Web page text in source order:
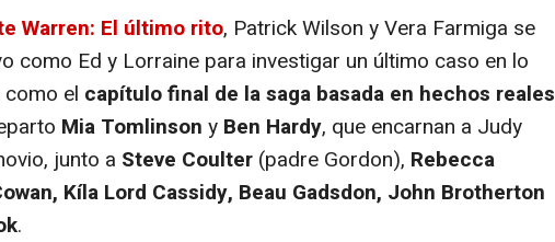
Warren: El último rito, Patrick Wilson y Vera Farmiga se
como Ed y Lorraine para investigar un último caso en lo
como el capítulo final de la saga basada en hechos reales
Mia Tomlinson y Ben Hardy, que encarnan a Judy
junto a Steve Coulter (padre Gordon), Rebecca
Kíla Lord Cassidy, Beau Gadsdon, John Brotherton
.